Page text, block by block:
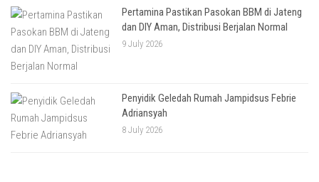
Pertamina Pastikan Pasokan BBM di Jateng
dan DIY Aman, Distribusi Berjalan Normal
9 July 2026
Penyidik Geledah Rumah Jampidsus Febrie
Adriansyah
8 July 2026